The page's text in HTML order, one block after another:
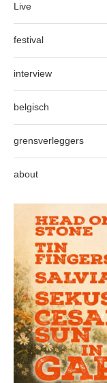
Live
festival
interview
belgisch
grensverleggers
about